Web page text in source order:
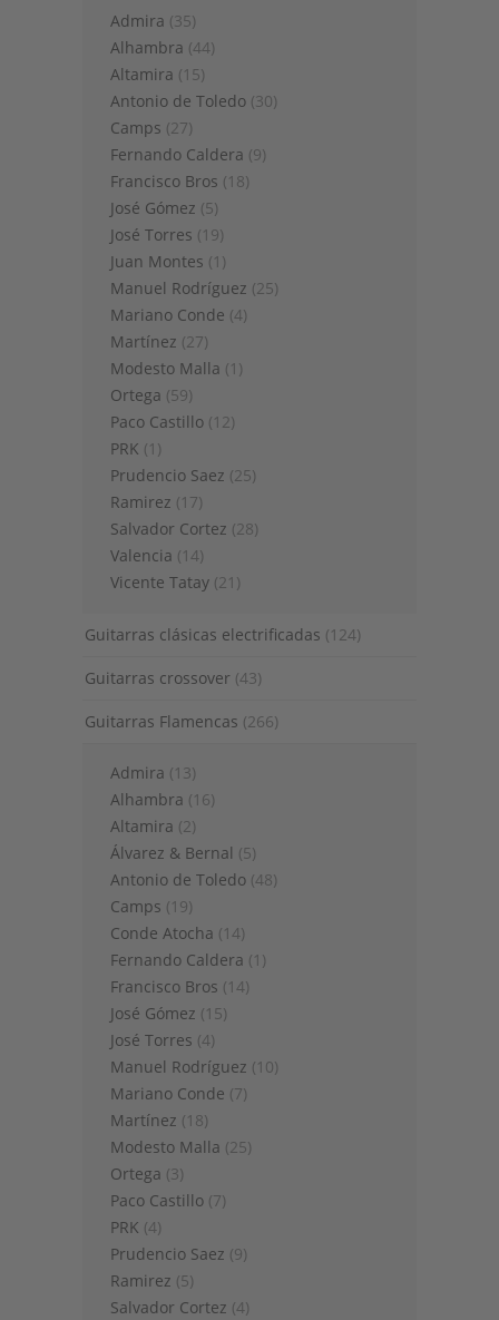
Admira (35)
Alhambra (44)
Altamira (15)
Antonio de Toledo (30)
Camps (27)
Fernando Caldera (9)
Francisco Bros (18)
José Gómez (5)
José Torres (19)
Juan Montes (1)
Manuel Rodríguez (25)
Mariano Conde (4)
Martínez (27)
Modesto Malla (1)
Ortega (59)
Paco Castillo (12)
PRK (1)
Prudencio Saez (25)
Ramirez (17)
Salvador Cortez (28)
Valencia (14)
Vicente Tatay (21)
Guitarras clásicas electrificadas (124)
Guitarras crossover (43)
Guitarras Flamencas (266)
Admira (13)
Alhambra (16)
Altamira (2)
Álvarez & Bernal (5)
Antonio de Toledo (48)
Camps (19)
Conde Atocha (14)
Fernando Caldera (1)
Francisco Bros (14)
José Gómez (15)
José Torres (4)
Manuel Rodríguez (10)
Mariano Conde (7)
Martínez (18)
Modesto Malla (25)
Ortega (3)
Paco Castillo (7)
PRK (4)
Prudencio Saez (9)
Ramirez (5)
Salvador Cortez (4)